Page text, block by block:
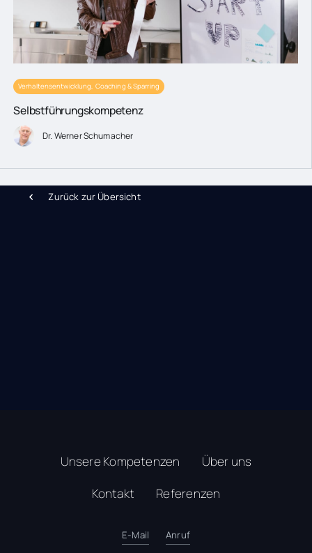
Verhaltensentwicklung, Coaching & Sparring
Selbstführungskompetenz
Dr. Werner Schumacher
Zurück zur Übersicht
Unsere Kompetenzen
Über uns
Kontakt
Referenzen
E-Mail Anruf